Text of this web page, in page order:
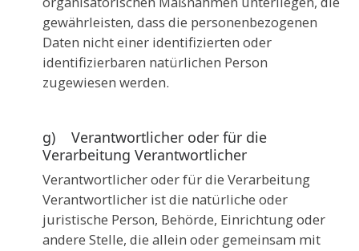
gewährleisten, dass die personenbezogenen
Daten nicht einer identifizierten oder
identifizierbaren natürlichen Person
zugewiesen werden.
g) Verantwortlicher oder für die
Verarbeitung Verantwortlicher
Verantwortlicher oder für die Verarbeitung
Verantwortlicher ist die natürliche oder
juristische Person, Behörde, Einrichtung oder
andere Stelle, die allein oder gemeinsam mit